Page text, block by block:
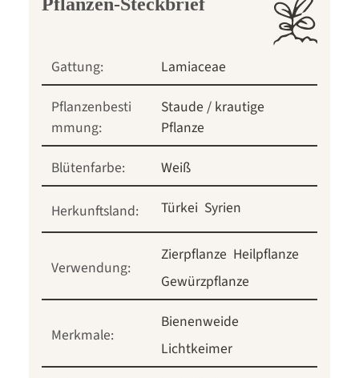
Gattung:
Lamiaceae
Pflanzenbesti
mmung:
Staude / krautige
Pflanze
Blütenfarbe:
Weiß
Herkunftsland: Türkei Syrien
Verwendung:
Zierpflanze Heilpflanze
Gewürzpflanze
Merkmale:
Bienenweide
Lichtkeimer